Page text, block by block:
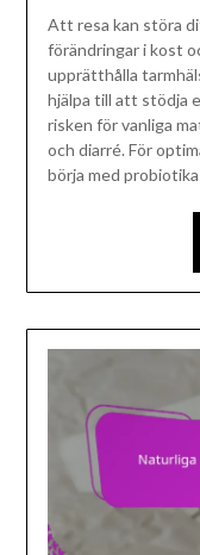
Att resa kan störa
förändringar i kost
upprätthålla
hjälpa till att stödja
risken för vanliga
och diarré. För
börja med